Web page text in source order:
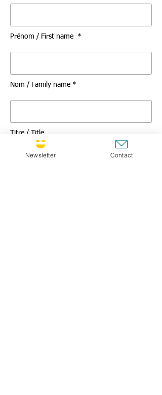
Prénom / First name *
Nom / Family name *
Titre / Title
Newsletter Contact